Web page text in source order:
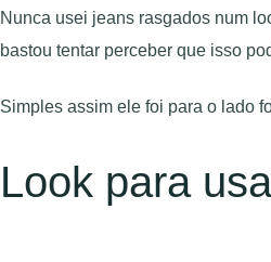
Nunca usei jeans rasgados num
bastou tentar perceber que isso
Simples assim ele foi para o lado
Look para